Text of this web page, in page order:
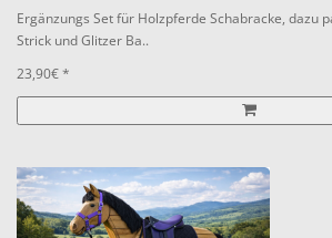
Ergänzungs Set für Holzpferde Schabracke, dazu
Strick und Glitzer Ba..
23,90€ *